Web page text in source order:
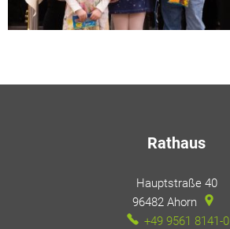
Rathaus
Hauptstraße 40
96482 Ahorn
+49 9561 8141-0